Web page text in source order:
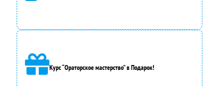
Курс “Ораторское мастерство” в Подарок!